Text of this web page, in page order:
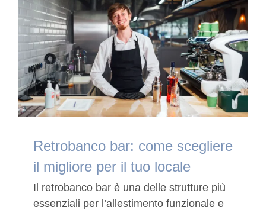
Retrobanco bar: come scegliere
il migliore per il tuo locale
Il retrobanco bar è una delle strutture più
essenziali per l’allestimento funzionale e